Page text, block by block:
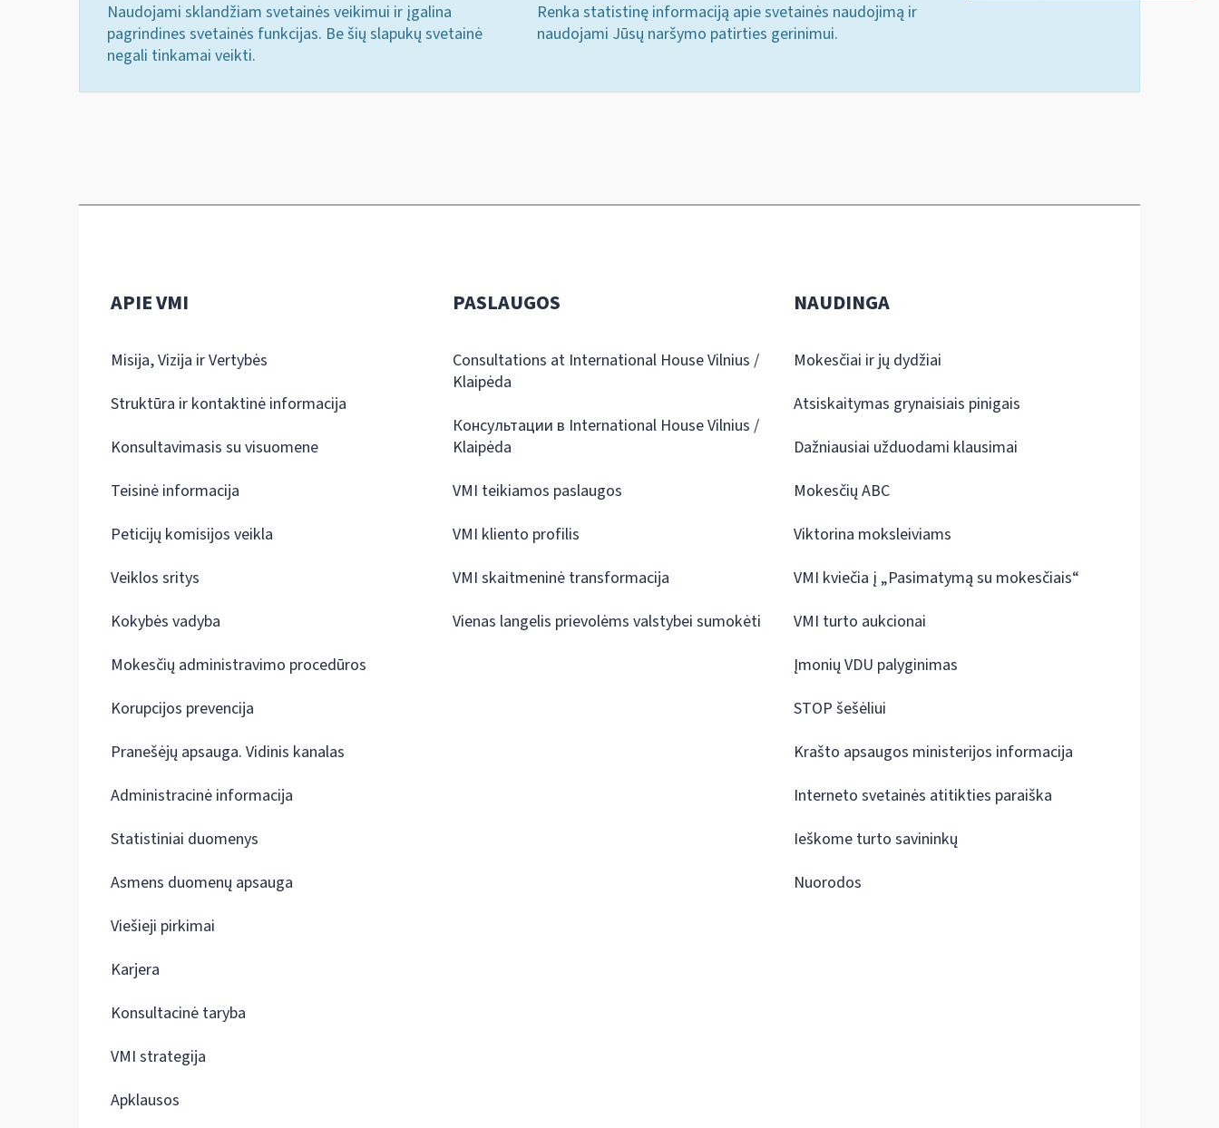
Naudojami sklandžiam svetainės veikimui ir įgalina
pagrindines svetainės funkcijas. Be šių slapukų svetainė
negali tinkamai veikti.
Renka statistinę informaciją apie svetainės naudojimą ir
naudojami Jūsų naršymo patirties gerinimui.
APIE VMI
Misija, Vizija ir Vertybės
Struktūra ir kontaktinė informacija
Konsultavimasis su visuomene
Teisinė informacija
Peticijų komisijos veikla
Veiklos sritys
Kokybės vadyba
Mokesčių administravimo procedūros
Korupcijos prevencija
Pranešėjų apsauga. Vidinis kanalas
Administracinė informacija
Statistiniai duomenys
Asmens duomenų apsauga
Viešieji pirkimai
Karjera
Konsultacinė taryba
VMI strategija
Apklausos
PASLAUGOS
Consultations at International House Vilnius /
Klaipėda
Консультации в International House Vilnius /
Klaipėda
VMI teikiamos paslaugos
VMI kliento profilis
VMI skaitmeninė transformacija
Vienas langelis prievolėms valstybei sumokėti
NAUDINGA
Mokesčiai ir jų dydžiai
Atsiskaitymas grynaisiais pinigais
Dažniausiai užduodami klausimai
Mokesčių ABC
Viktorina moksleiviams
VMI kviečia į „Pasimatymą su mokesčiais“
VMI turto aukcionai
Įmonių VDU palyginimas
STOP šešėliui
Krašto apsaugos ministerijos informacija
Interneto svetainės atitikties paraiška
Ieškome turto savininkų
Nuorodos